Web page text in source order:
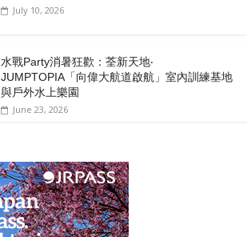
July 10, 2026
水戰Party消暑狂歡：荃新天地‧
JUMPTOPIA「向偉大航道啟航」室內訓練基地
與戶外水上樂園
June 23, 2026